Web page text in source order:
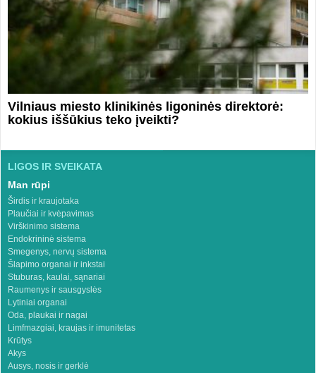
Vilniaus miesto klinikinės ligoninės direktorė:
kokius iššūkius teko įveikti?
LIGOS IR SVEIKATA
Man rūpi
Širdis ir kraujotaka
Plaučiai ir kvėpavimas
Virškinimo sistema
Endokrininė sistema
Smegenys, nervų sistema
Šlapimo organai ir inkstai
Stuburas, kaulai, sąnariai
Raumenys ir sausgyslės
Lytiniai organai
Oda, plaukai ir nagai
Limfmazgiai, kraujas ir imunitetas
Krūtys
Akys
Ausys, nosis ir gerklė